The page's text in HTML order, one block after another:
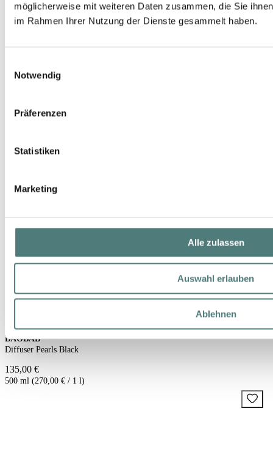
möglicherweise mit weiteren Daten zusammen, die Sie
im Rahmen Ihrer Nutzung der Dienste gesammelt haben.
Notwendig
Präferenzen
Statistiken
Marketing
Alle zulassen
Auswahl erlauben
Ablehnen
BAOBAB
Diffuser Pearls Black
135,00 €
500 ml (270,00 € / 1 l)